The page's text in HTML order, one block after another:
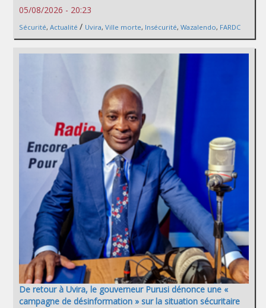
05/08/2026 - 20:23
Sécurité, Actualité / Uvira, Ville morte, Insécurité, Wazalendo, FARDC
De retour à Uvira, le gouverneur Purusi dénonce une «
campagne de désinformation » sur la situation sécuritaire